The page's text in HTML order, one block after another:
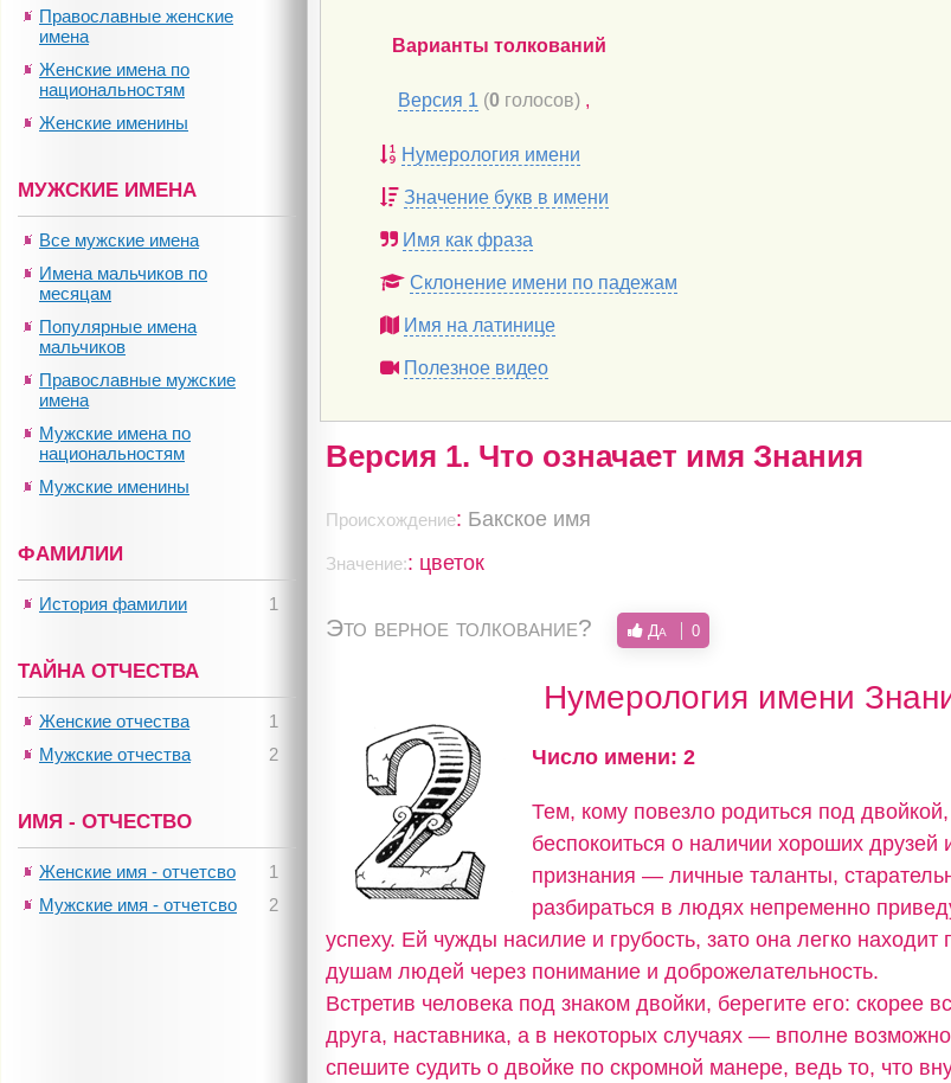
Варианты толкований
Версия 1 (0 голосов) ,
Нумерология имени
Значение букв в имени
Имя как фраза
Склонение имени по падежам
Имя на латинице
Полезное видео
Версия 1. Что означает имя Знания
Происхождение: Бакское имя
Значение:: цветок
Это верное толкование? Да 0
Нумерология имени
Число имени: 2
Тем, кому повезло родиться под
беспокоиться о наличии хороших друзей
признания — личные таланты,
разбираться в людях непременно
успеху. Ей чужды насилие и грубость, зато она легко находит
душам людей через понимание и доброжелательность.
Встретив человека под знаком двойки, берегите его: скорее
друга, наставника, а в некоторых случаях — вполне
спешите судить о двойке по скромной манере, ведь то, что
Православные женские
имена
Женские имена по
национальностям
Женские именины
МУЖСКИЕ ИМЕНА
Все мужские имена
Имена мальчиков по
месяцам
Популярные имена
мальчиков
Православные мужские
имена
Мужские имена по
национальностям
Мужские именины
ФАМИЛИИ
1
История фамилии
ТАЙНА ОТЧЕСТВА
1
Женские отчества
2
Мужские отчества
ИМЯ - ОТЧЕСТВО
1
Женские имя - отчетсво
2
Мужские имя - отчетсво